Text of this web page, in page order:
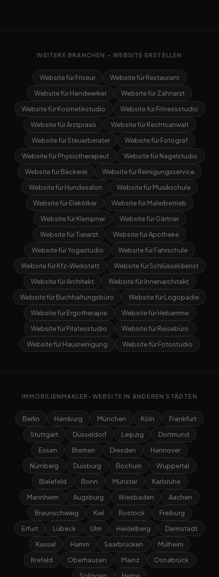
WEITERE BRANCHEN – WEBSITE ERSTELLEN
Website für Friseur
Website für Restaurant
Website für Handwerker
Website für Zahnarzt
Website für Kosmetikstudio
Website für Fitnessstudio
Website für Arztpraxis
Website für Rechtsanwalt
Website für Steuerberater
Website für Fotograf
Website für Physiotherapeut
Website für Nagelstudio
Website für Bäckerei
Website für Reinigungsservice
Website für Hundesalon
Website für Musikschule
Website für Elektriker
Website für Malerbetrieb
Website für Klempner
Website für Gärtner
Website für Tierarzt
Website für Apotheke
Website für Yogastudio
Website für Fahrschule
Website für Kfz-Werkstatt
Website für Schlüsseldienst
Website für Architekt
Website für Innenarchitekt
Website für Buchhaltungsbüro
Website für Logopädie
Website für Ergotherapie
Website für Hebamme
Website für Pilatesstudio
Website für Reisebüro
Website für Hausreinigung
Website für Fotostudio
IMMOBILIENMAKLER-WEBSITE IN ANDEREN STÄDTEN
Berlin Hamburg München Köln
Frankfurt
Stuttgart
Düsseldorf Leipzig
Dortmund
Essen
Bremen Dresden
Hannover
Nürnberg
Duisburg Bochum
Wuppertal
Bielefeld
Bonn Münster
Karlsruhe
Mannheim
Augsburg Wiesbaden
Aachen
Braunschweig
Kiel Rostock
Freiburg
Erfurt
Lübeck Ulm Heidelberg
Darmstadt
Kassel
Hamm Saarbrücken
Mülheim
Krefeld
Oberhausen Mainz
Osnabrück